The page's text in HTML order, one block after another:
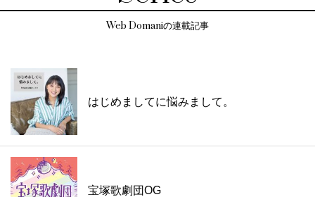
Web Domaniの連載記事
はじめましてに悩みまして。
宝塚歌劇団OG